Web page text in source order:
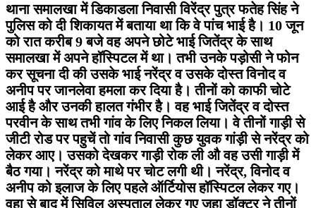
थाना समालखा में डिकाडला निवासी विरेंद्र पुत्र फतेह सिंह ने
पुलिस को दी शिकायत में बताया था कि वे पांच भाई है। 10 जून
को रात करीब 9 बजे वह अपने छोटे भाई जितेंद्र के साथ
समालखा में अपने हॉस्पिटल में था। तभी उनके पड़ोसी ने फोन
कर सूचना दी की उसके भाई नरेंद्र व उसके दोस्त विनोद व
अनीप पर जानलेवा हमला कर दिया है। तीनों को काफी चोटे
आई है और उनकी हालत गंभीर है। वह भाई जितेंद्र व दोस्त
परवीन के साथ तभी गांव के लिए निकल लिया। वे तीनों गाड़ी से
जीटी रोड पर पहुचें तो गांव निवासी कुछ युवक गांड़ी से नरेंद्र को
लेकर आए। उसको देखकर गाड़ी रोक ली औ वह उसी गाड़ी में
बैठ गया। नरेंद्र को माथे पर चोट लगी थी। नरेंद्र, विनोद व
अनीप को इलाज के लिए पहले ऑर्टियोस हॉस्पिटल लेकर गए।
वहा से बाद में सिविल अस्पताल लेकर गए जहा डॉक्टर ने तीनों